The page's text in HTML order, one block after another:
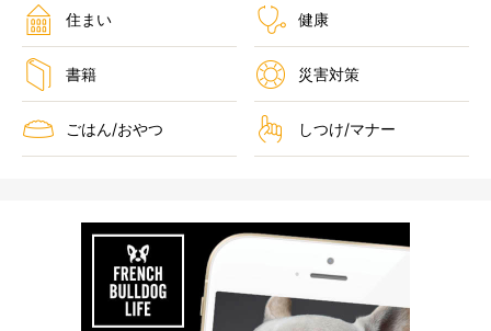
住まい 健康
書籍 災害対策
ごはん/おやつ しつけ/マナー